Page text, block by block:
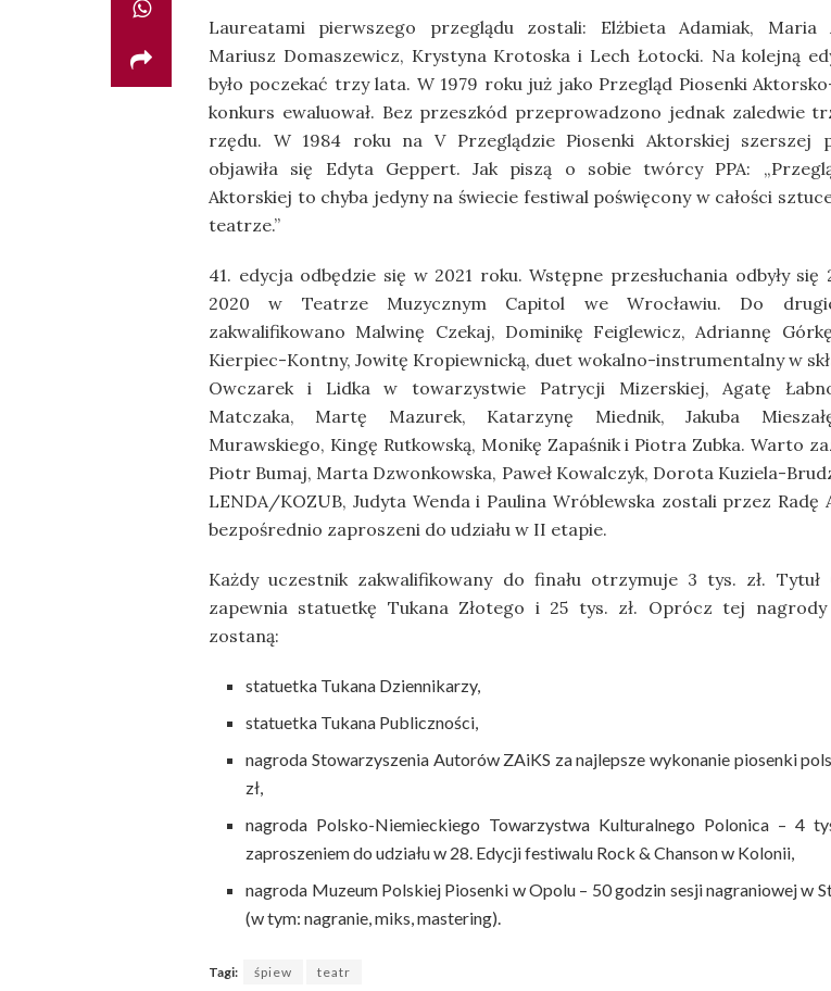
Laureatami pierwszego przeglądu zostali: Elżbieta Adamiak, Maria
Mariusz Domaszewicz, Krystyna Krotoska i Lech Łotocki. Na kolejną
było poczekać trzy lata. W 1979 roku już jako Przegląd Piosenki
konkurs ewaluował. Bez przeszkód przeprowadzono jednak zaledwie
rzędu. W 1984 roku na V Przeglądzie Piosenki Aktorskiej szerszej
objawiła się Edyta Geppert. Jak piszą o sobie twórcy PPA:
Aktorskiej to chyba jedyny na świecie festiwal poświęcony w całości
teatrze.”
41. edycja odbędzie się w 2021 roku. Wstępne przesłuchania odbyły
2020 w Teatrze Muzycznym Capitol we Wrocławiu. Do
zakwalifikowano Malwinę Czekaj, Dominikę Feiglewicz, Adriannę
Kierpiec-Kontny, Jowitę Kropiewnicką, duet wokalno-instrumentalny w
Owczarek i Lidka w towarzystwie Patrycji Mizerskiej, Agatę
Matczaka, Martę Mazurek, Katarzynę Miednik, Jakuba
Murawskiego, Kingę Rutkowską, Monikę Zapaśnik i Piotra Zubka. Warto
Piotr Bumaj, Marta Dzwonkowska, Paweł Kowalczyk, Dorota Kuziela-
LENDA/KOZUB, Judyta Wenda i Paulina Wróblewska zostali przez Radę
bezpośrednio zaproszeni do udziału w II etapie.
Każdy uczestnik zakwalifikowany do finału otrzymuje 3 tys. zł. Tytuł
zapewnia statuetkę Tukana Złotego i 25 tys. zł. Oprócz tej
zostaną:
statuetka Tukana Dziennikarzy,
statuetka Tukana Publiczności,
nagroda Stowarzyszenia Autorów ZAiKS za najlepsze wykonanie piosenki
zł,
nagroda Polsko-Niemieckiego Towarzystwa Kulturalnego Polonica – 4
zaproszeniem do udziału w 28. Edycji festiwalu Rock & Chanson w Kolonii,
nagroda Muzeum Polskiej Piosenki w Opolu – 50 godzin sesji nagraniowej w
(w tym: nagranie, miks, mastering).
Tagi: śpiew teatr